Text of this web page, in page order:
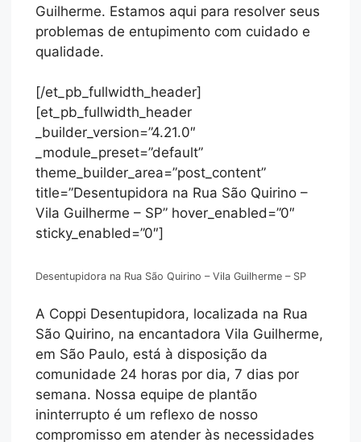
Guilherme. Estamos aqui para resolver seus
problemas de entupimento com cuidado e
qualidade.
[/et_pb_fullwidth_header]
[et_pb_fullwidth_header
_builder_version=”4.21.0″
_module_preset=”default”
theme_builder_area=”post_content”
title=”Desentupidora na Rua São Quirino –
Vila Guilherme – SP” hover_enabled=”0″
sticky_enabled=”0″]
Desentupidora na Rua São Quirino – Vila Guilherme – SP
A Coppi Desentupidora, localizada na Rua
São Quirino, na encantadora Vila Guilherme,
em São Paulo, está à disposição da
comunidade 24 horas por dia, 7 dias por
semana. Nossa equipe de plantão
ininterrupto é um reflexo de nosso
compromisso em atender às necessidades